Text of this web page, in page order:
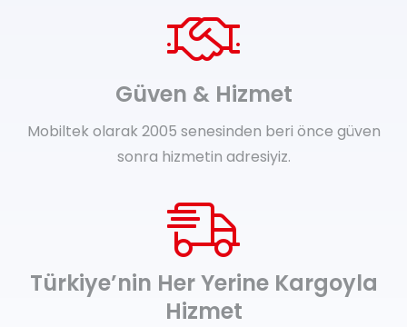
Güven & Hizmet
Mobiltek olarak 2005 senesinden beri önce güven
sonra hizmetin adresiyiz.
Türkiye’nin Her Yerine Kargoyla
Hizmet